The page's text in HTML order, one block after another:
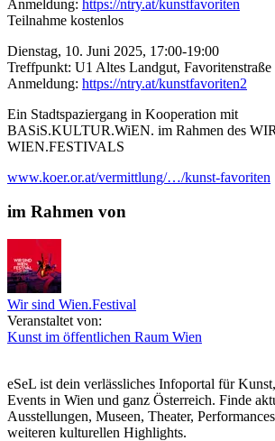
Anmeldung: https://ntry.at/kunstfavoriten
Teilnahme kostenlos
Dienstag, 10. Juni 2025, 17:00-19:00
Treffpunkt: U1 Altes Landgut, Favoritenstraße
Anmeldung: https://ntry.at/kunstfavoriten2
Ein Stadtspaziergang in Kooperation mit
BASiS.KULTUR.WiEN. im Rahmen des
WIEN.FESTIVALS
www.koer.or.at/vermittlung/…/kunst-favoriten
im Rahmen von
Wir sind Wien.Festival
Veranstaltet von:
Kunst im öffentlichen Raum Wien
eSeL ist dein verlässliches Infoportal für
Events in Wien und ganz Österreich. Finde
Ausstellungen, Museen, Theater,
weiteren kulturellen Highlights.